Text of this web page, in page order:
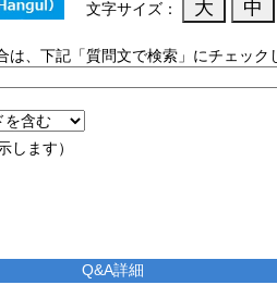
文字サイズ：
、下記「質問文で検索」にチェック
します）
Q&A詳細